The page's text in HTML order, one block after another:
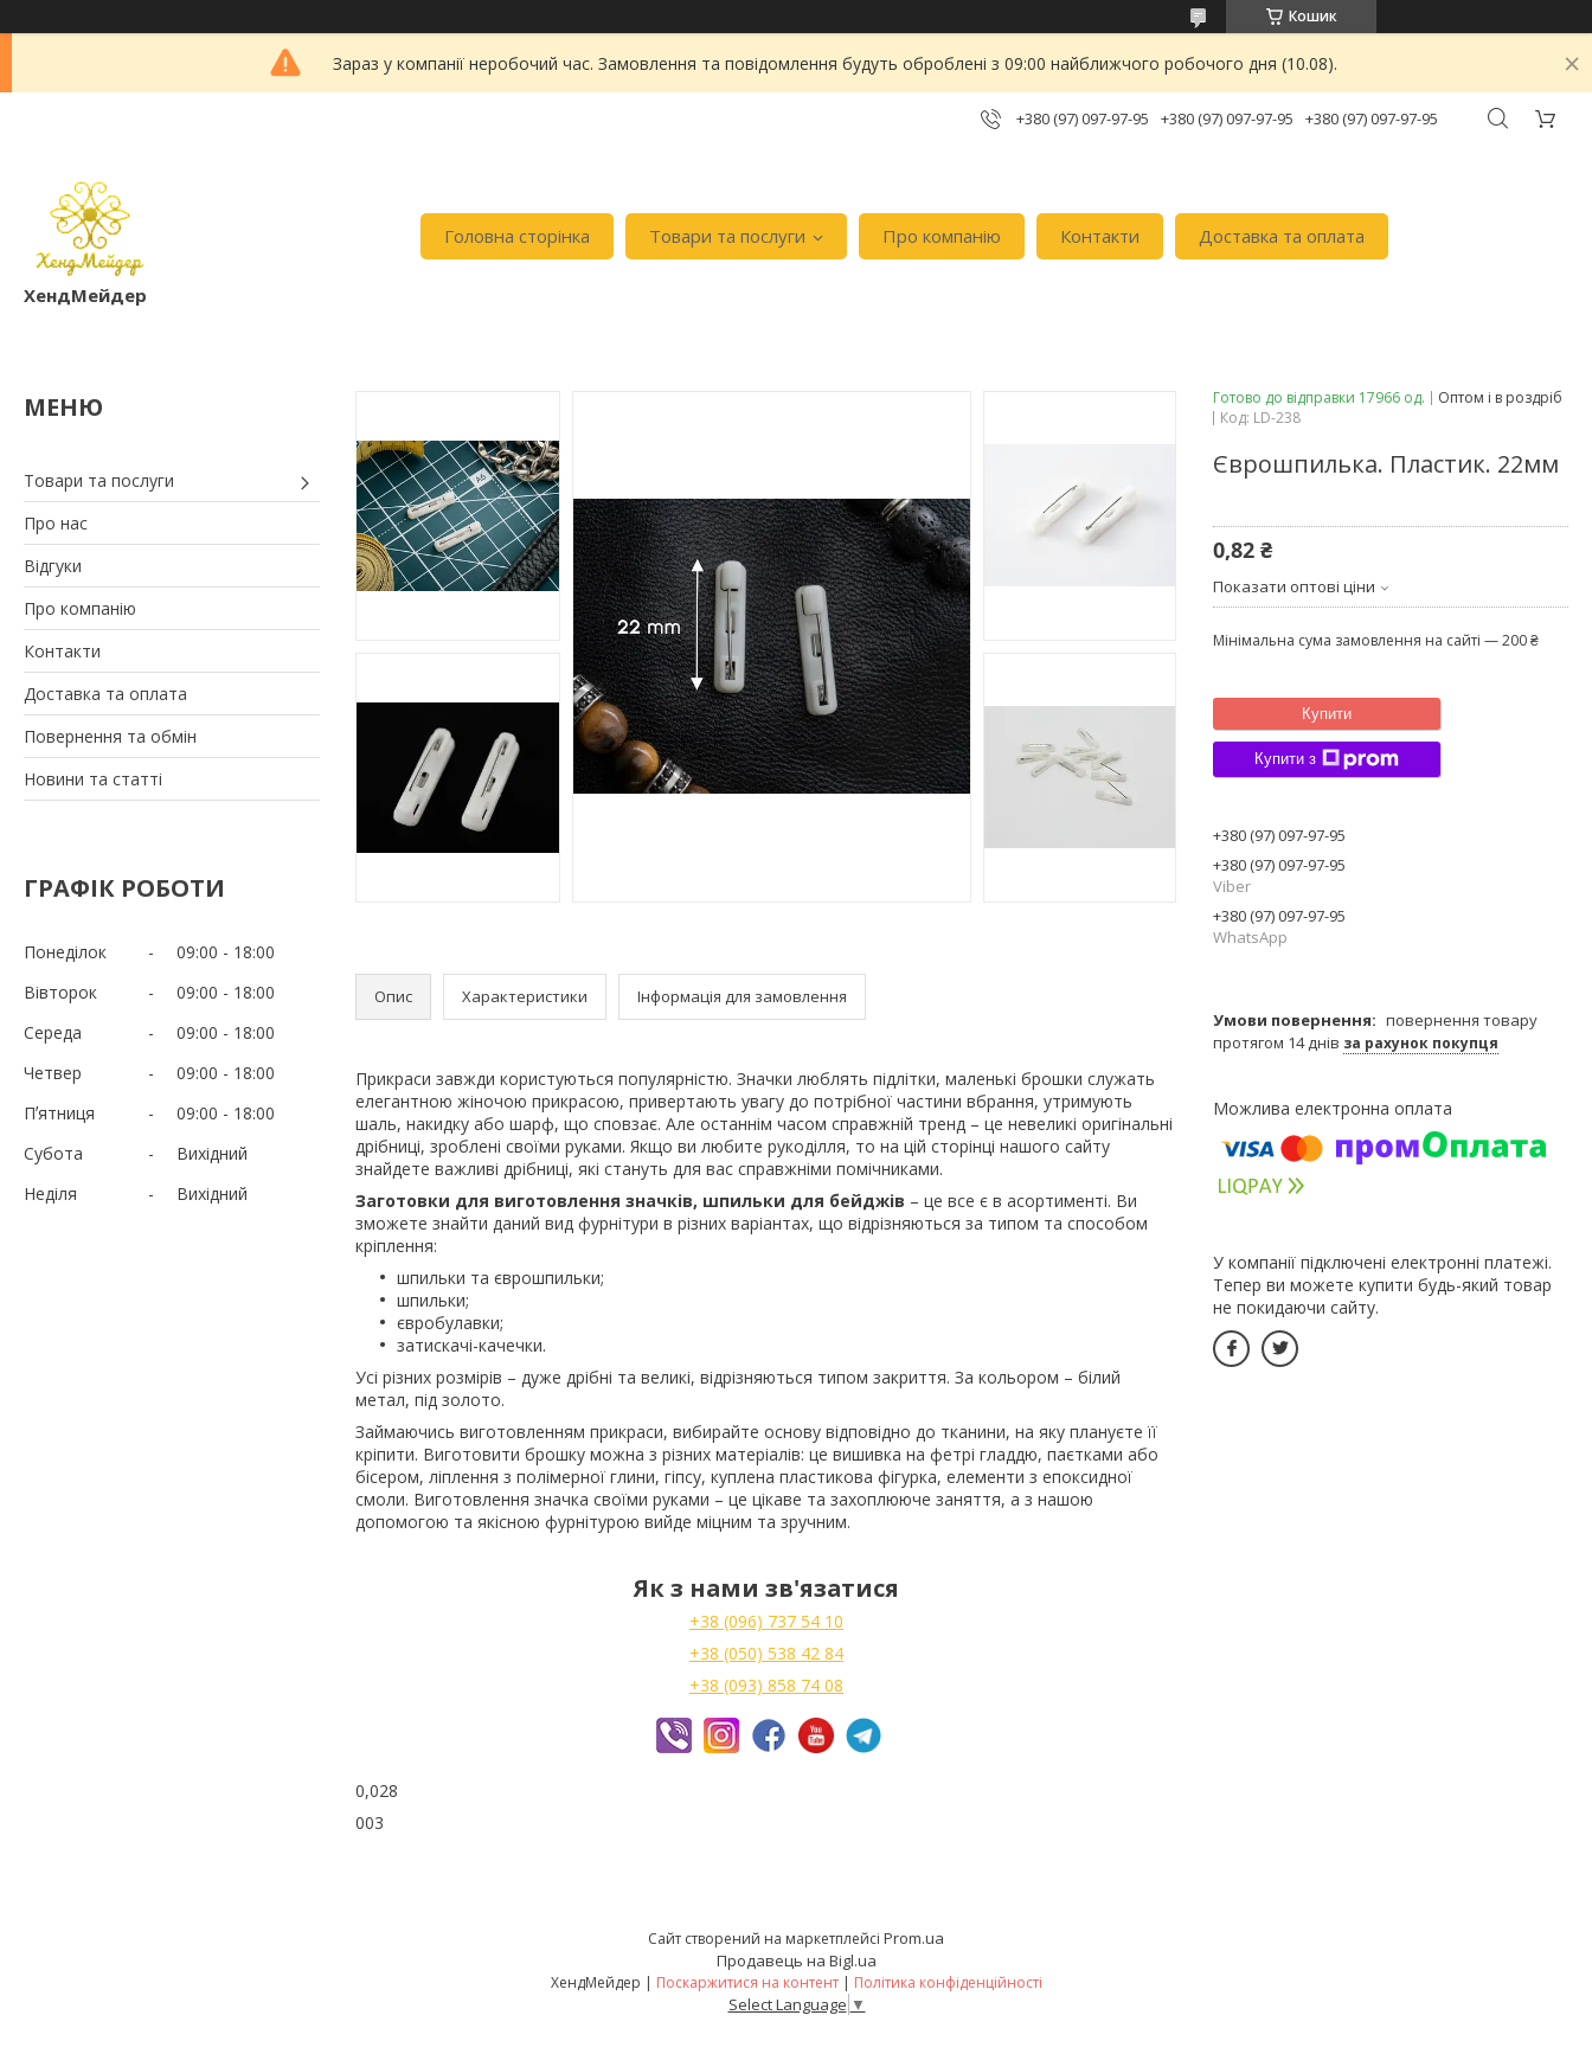
Кошик
Зараз у компанії неробочий час. Замовлення та повідомлення будуть оброблені з 09:00 найближчого робочого дня (10.08).
+380 (97) 097-97-95 +380 (97) 097-97-95 +380 (97) 097-97-95
ХендМейдер
Головна сторінка Товари та послуги Про компанію Контакти Доставка та оплата
Товари та послуги
Про нас
Відгуки
Про компанію
Контакти
Доставка та оплата
Повернення та обмін
Новини та статті
ГРАФІК РОБОТИ
Понеділок 09:00
18:00
Вівторок
09:00
18:00
Середа
09:00
18:00
Четвер
09:00
18:00
Пʼятниця
09:00
18:00
Субота
Вихідний
Неділя
Вихідний
Опис Характеристики Інформація для замовлення
Прикраси завжди користуються популярністю. Значки люблять підлітки, маленькі брошки служать
елегантною жіночою прикрасою, привертають увагу до потрібної частини вбрання, утримують
шаль, накидку або шарф, що сповзає. Але останнім часом справжній тренд – це невеликі оригінальні
дрібниці, зроблені своїми руками. Якщо ви любите рукоділля, то на цій сторінці нашого сайту
знайдете важливі дрібниці, які стануть для вас справжніми помічниками.
Заготовки для виготовлення значків, шпильки для бейджів – це все є в асортименті. Ви
зможете знайти даний вид фурнітури в різних варіантах, що відрізняються за типом та способом
кріплення:
шпильки та єврошпильки;
шпильки;
євробулавки;
затискачі-качечки.
Усі різних розмірів – дуже дрібні та великі, відрізняються типом закриття. За кольором – білий
метал, під золото.
Займаючись виготовленням прикраси, вибирайте основу відповідно до тканини, на яку плануєте її
кріпити. Виготовити брошку можна з різних матеріалів: це вишивка на фетрі гладдю, паєтками або
бісером, ліплення з полімерної глини, гіпсу, куплена пластикова фігурка, елементи з епоксидної
смоли. Виготовлення значка своїми руками – це цікаве та захоплююче заняття, а з нашою
допомогою та якісною фурнітурою вийде міцним та зручним.
Як з нами зв'язатися
+38 (096) 737 54 10
+38 (050) 538 42 84
+38 (093) 858 74 08
0,028
003
Готово до відправки 17966 од.
Оптом і в роздріб
Код: LD-238
Єврошпилька. Пластик. 22мм
0,82 ₴
Показати оптові ціни
Мінімальна сума замовлення на сайті — 200 ₴
Купити
Купити з
+380 (97) 097-97-95
+380 (97) 097-97-95
Viber
+380 (97) 097-97-95
WhatsApp
повернення товару
протягом 14 днів за рахунок покупця
У компанії підключені електронні платежі.
Тепер ви можете купити будь-який товар
не покидаючи сайту.
Сайт створений на маркетплейсі Prom.ua
Продавець на Bigl.ua
ХендМейдер | Поскаржитися на контент | Політика конфіденційності
Select Language ▼